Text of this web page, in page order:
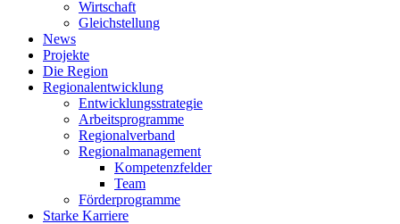
Wirtschaft
Gleichstellung
News
Projekte
Die Region
Regionalentwicklung
Entwicklungsstrategie
Arbeitsprogramme
Regionalverband
Regionalmanagement
Kompetenzfelder
Team
Förderprogramme
Starke Karriere